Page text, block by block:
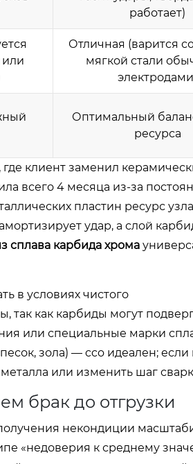
работает)
Отличная (варится
мягкой стали
Оптимальный
ресурса
клиент заменил
всего 4 месяца из-за
пластин ресурс
удар, а слой
сплава карбида хрома
в условиях чистого
как карбиды могут
или специальные марки
зола) — cco идеален;
или изменить шаг
брак до отгрузки
некондиции
«недоверия к среднему